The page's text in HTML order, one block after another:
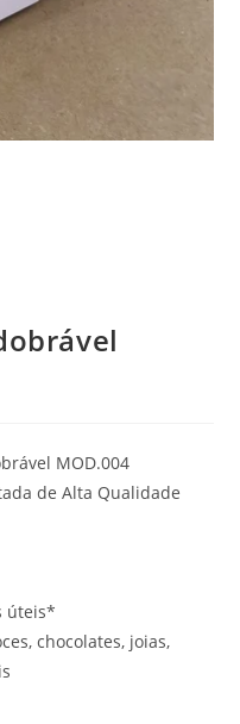
MOD.004
de Alta Qualidade
úteis*
chocolates, joias,